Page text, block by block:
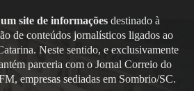
site de informaçõesdestinado à
de conteúdos jornalísticos ligados ao
Neste sentido, e exclusivamente
parceria com o Jornal Correio do
empresas sediadas em Sombrio/SC.